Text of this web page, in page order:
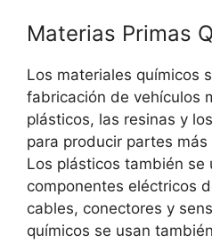
Materias Primas
Los materiales químicos
fabricación de vehículos
plásticos, las resinas y
para producir partes
Los plásticos también se
componentes eléctricos
cables, conectores y
químicos se usan